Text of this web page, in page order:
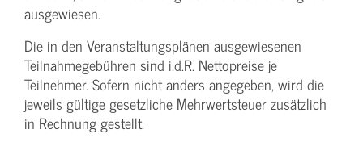
ausgewiesen.
Die in den Veranstaltungsplänen ausgewiesenen
Teilnahmegebühren sind i.d.R. Nettopreise je
Teilnehmer. Sofern nicht anders angegeben, wird die
jeweils gültige gesetzliche Mehrwertsteuer zusätzlich
in Rechnung gestellt.